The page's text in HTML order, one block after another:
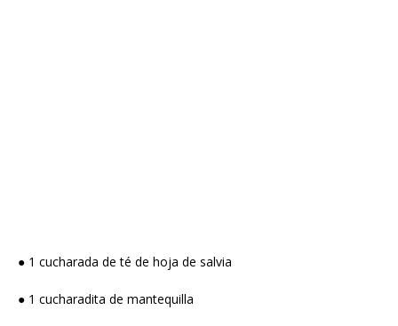
● 1 cucharada de té de hoja de salvia
● 1 cucharadita de mantequilla